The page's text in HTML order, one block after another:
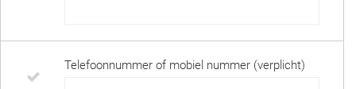
Telefoonnummer of mobiel nummer (verplicht)